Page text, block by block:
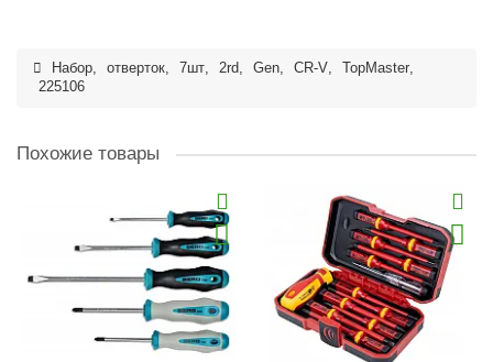
Набор, отверток, 7шт, 2rd, Gen, CR-V, TopMaster,
225106
Похожие товары